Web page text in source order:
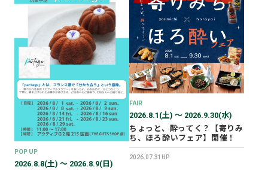
2026年05月
2026年03月
2026年02月
2025年12月
2025年11月
2025年10月
POP UP
2026.8.8(土) 〜 2026.8.9(日)
FAIR
2026.8.1(土) 〜 2026.9.30(水)
ちょっと、酔ってく？【寄りみ
ち、ほろ酔いフェア】開催！
2026.07.31UP